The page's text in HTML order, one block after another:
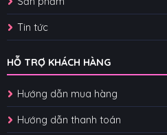
Tin tức
HỖ TRỢ KHÁCH HÀNG
Hướng dẫn mua hàng
Hướng dẫn thanh toán